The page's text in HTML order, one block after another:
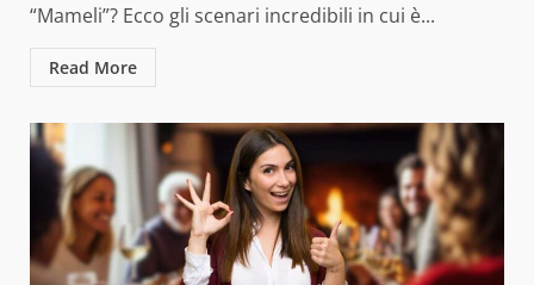
“Mameli”? Ecco gli scenari incredibili in cui è...
Read More